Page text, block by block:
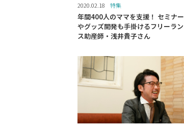
2020.02.18 特集
年間400人のママを支援！ セミナー
やグッズ開発も手掛けるフリーラン
ス助産師・浅井貴子さん